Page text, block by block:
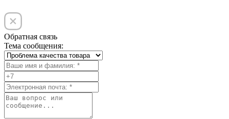
Обратная связь
Тема сообщения: